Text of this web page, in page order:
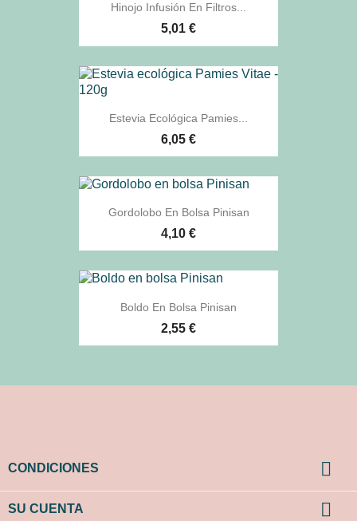
Hinojo Infusión En Filtros...
5,01 €
Estevia Ecológica Pamies...
6,05 €
Gordolobo En Bolsa Pinisan
4,10 €
Boldo En Bolsa Pinisan
2,55 €
CONDICIONES 
SU CUENTA 